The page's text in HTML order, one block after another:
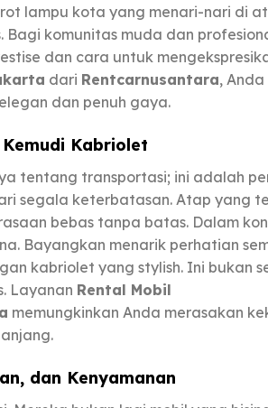
lampu kota yang menari-nari di
komunitas muda dan
dan cara untuk
dari Rentcarnusantara,
dan penuh gaya.
Kabriolet
tentang transportasi; ini adalah
segala keterbatasan. Atap yang
bebas tanpa batas. Dalam
Bayangkan menarik perhatian
kabriolet yang stylish. Ini bukan
Layanan Rental Mobil
memungkinkan Anda merasakan
dan Kenyamanan